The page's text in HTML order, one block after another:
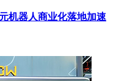
机器人商业化落地加速